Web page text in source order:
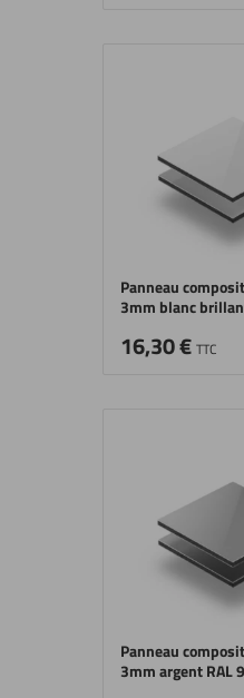
Panneau
3mm blanc
16,30€ TTC
Panneau
3mm argent RAL